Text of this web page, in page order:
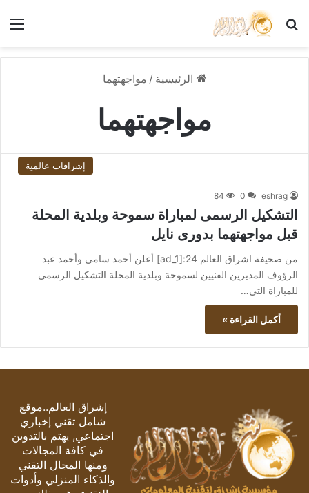
بحث عن
الرئيسية / مواجهتهما
مواجهتهما
إشراقات عالمية
eshrag
0
84
التشكيل الرسمى لمباراة سموحة وبلدية المحلة
قبل مواجهتهما بدورى نايل
من صحيفة اشراق العالم 24:[ad_1] أعلن أحمد سامى وأحمد عبد
الرؤوف المديرين الفنيين لسموحة وبلدية المحلة التشكيل الرسمي
للمباراة التي…
أكمل القراءة »
إشراق العالم..موقع
شامل تقني إخباري
اجتماعي, يهتم بالتدوين
في كافة المجالات
ومنها المجال التقني
والذكاء المنزلي وأدوات